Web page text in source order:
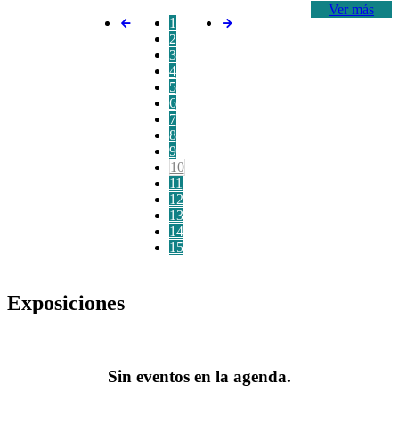
Ver más
1
2
3
4
5
6
7
8
9
10
11
12
13
14
15
Exposiciones
Sin eventos en la agenda.